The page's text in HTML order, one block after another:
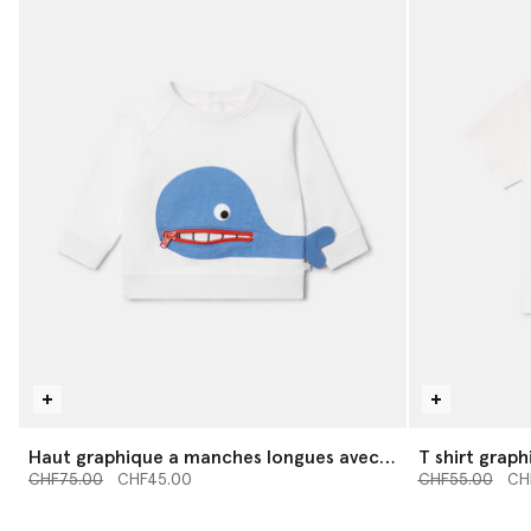
Haut graphique a manches longues avec
baleine
Prix réduit à partir de
CHF75.00jusqu’à
CHF45.00
T shirt
baleine
Prix réduit à
CHF55.00